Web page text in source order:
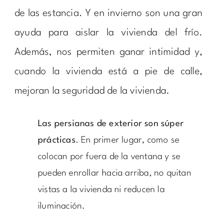
de las estancia. Y en invierno son una gran
ayuda para aislar la vivienda del frío.
Además, nos permiten ganar intimidad y,
cuando la vivienda está a pie de calle,
mejoran la seguridad de la vivienda.
Las persianas de exterior son súper
prácticas. En primer lugar, como se
colocan por fuera de la ventana y se
pueden enrollar hacia arriba, no quitan
vistas a la vivienda ni reducen la
iluminación.